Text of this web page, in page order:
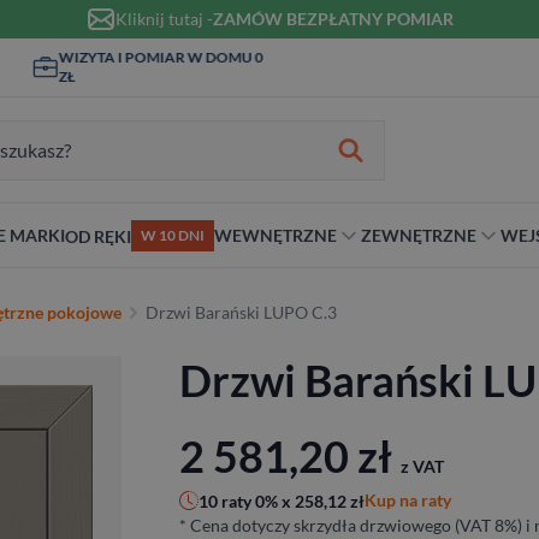
Kliknij tutaj -ZAMÓW BEZPŁATNY POMIAR
WIZYTA I POMIAR W DOMU 0
ZŁ
MARKIOD RĘKI W 10 DNI WEWNĘTRZNE
Materiał
Ościeżnicą
Rodzaj
70 cm
90 cm
Na wymiar
ZEWNĘTRZNE
stylu
Rodzaj
Niestandardowe wymiary
Antywłamaniowe
RC3
pokojowe Drzwi Barański LUPO C.3
Drzwi Barański
2 581,20 zł z VAT
10 raty 0% x 258,12złKup na raty
* Cena dotyczy skrzydła drzwiowego (VAT 8%)